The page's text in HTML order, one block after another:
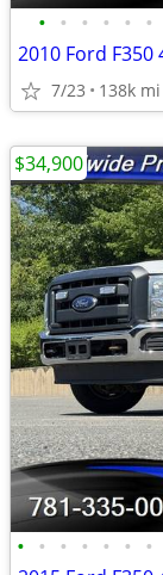
• • • • • •
7/23 138k mi
• • • • • • •
$34,900